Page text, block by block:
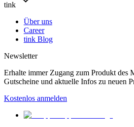
tink
Über uns
Career
tink Blog
Newsletter
Erhalte immer Zugang zum Produkt des
Gutscheine und aktuelle Infos zu neuen
Kostenlos anmelden